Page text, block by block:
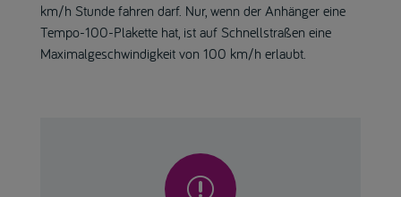
km/h Stunde fahren darf. Nur, wenn der Anhänger eine
Tempo-100-Plakette hat, ist auf Schnellstraßen eine
Maximalgeschwindigkeit von 100 km/h erlaubt.
r